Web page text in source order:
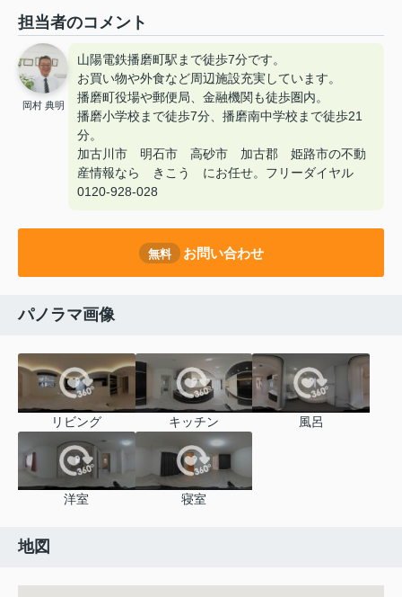
担当者のコメント
岡村 典明
山陽電鉄播磨町駅まで徒歩7分です。
お買い物や外食など周辺施設充実しています。
播磨町役場や郵便局、金融機関も徒歩圏内。
播磨小学校まで徒歩7分、播磨南中学校まで徒歩21
分。
加古川市 明石市 高砂市 加古郡 姫路市の不動
産情報なら きこう にお任せ。フリーダイヤル
0120-928-028
無料 お問い合わせ
パノラマ画像
リビング キッチン 風呂
洋室 寝室
地図